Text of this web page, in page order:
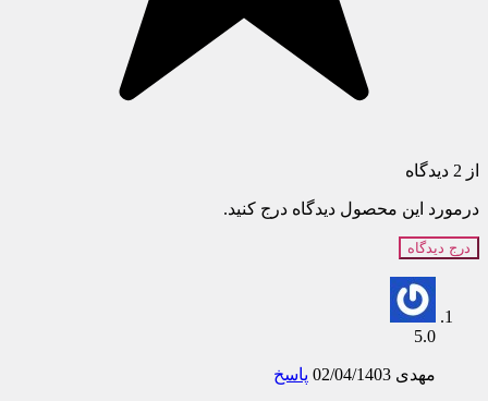
از 2 دیدگاه
درمورد این محصول دیدگاه درج کنید.
درج دیدگاه
5.0
مهدی 02/04/1403 پاسخ